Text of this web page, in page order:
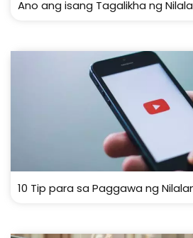
Ano ang isang Tagalikha ng
10 Tip para sa Paggawa ng